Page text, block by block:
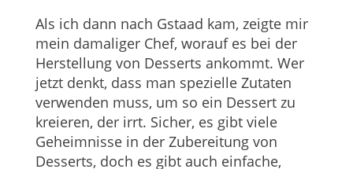
Als ich dann nach Gstaad kam, zeigte mir
mein damaliger Chef, worauf es bei der
Herstellung von Desserts ankommt. Wer
jetzt denkt, dass man spezielle Zutaten
verwenden muss, um so ein Dessert zu
kreieren, der irrt. Sicher, es gibt viele
Geheimnisse in der Zubereitung von
Desserts, doch es gibt auch einfache,